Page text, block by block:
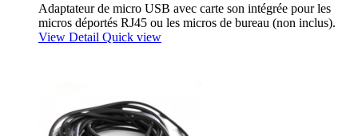
Adaptateur de micro USB avec carte son intégrée pour les
micros déportés RJ45 ou les micros de bureau (non inclus).
View Detail Quick view